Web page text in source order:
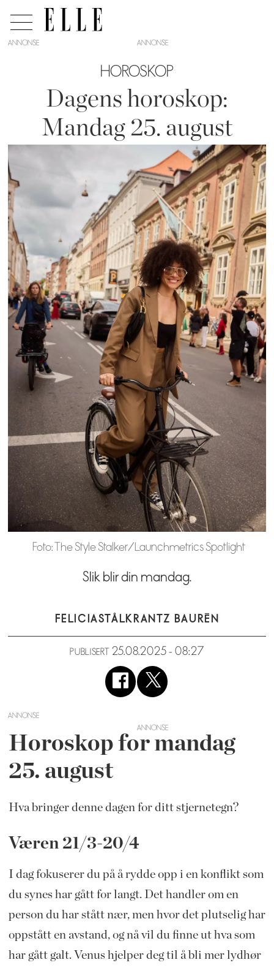
ANNONSE
HOROSKOP
Dagens horoskop:
Mandag 25. august
Foto: The Style Stalker/Launchmetrics Spotlight
Slik blir din mandag.
FELICIASTÅLKRANTZ BAURÉN
PUBLISERT 25.08.2025 - 08:27
ANNONSE
Horoskop for mandag
25. august
Hva bringer denne dagen for ditt stjernetegn?
Væren 21/3-20/4
I dag fokuserer du på å rydde opp i en konflikt som
du synes har gått for langt. Det handler om en
person du har stått nær, men hvor det plutselig har
oppstått en avstand, og nå vil du finne ut hva som
har gått galt. Venus hjelper deg til å bli mer lydhør